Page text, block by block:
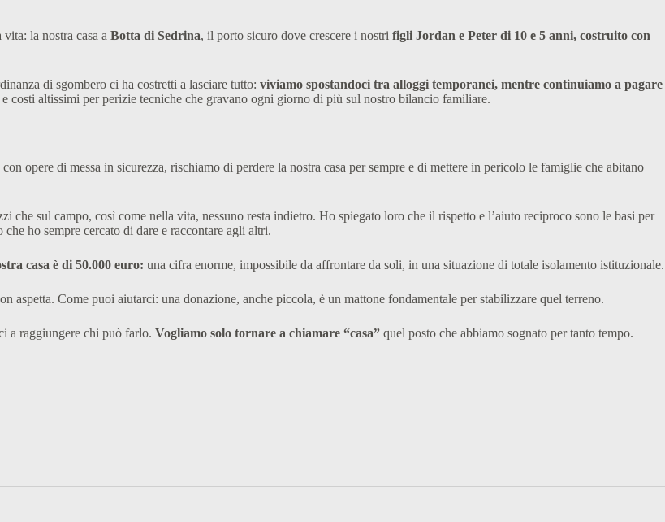
la nostra casa a Botta di Sedrina, il porto sicuro dove crescere i nostri figli Jordan e Peter di 10 e 5 anni, costruito con
di sgombero ci ha costretti a lasciare tutto: viviamo spostandoci tra alloggi temporanei, mentre continuiamo a pagare
costi altissimi per perizie tecniche che gravano ogni giorno di più sul nostro bilancio familiare.
opere di messa in sicurezza, rischiamo di perdere la nostra casa per sempre e di mettere in pericolo le famiglie che abitano
che sul campo, così come nella vita, nessuno resta indietro. Ho spiegato loro che il rispetto e l’aiuto reciproco sono le basi per
ho sempre cercato di dare e raccontare agli altri.
casa è di 50.000 euro: una cifra enorme, impossibile da affrontare da soli, in una situazione di totale isolamento istituzionale.
Come puoi aiutarci: una donazione, anche piccola, è un mattone fondamentale per stabilizzare quel terreno.
a raggiungere chi può farlo. Vogliamo solo tornare a chiamare “casa” quel posto che abbiamo sognato per tanto tempo.